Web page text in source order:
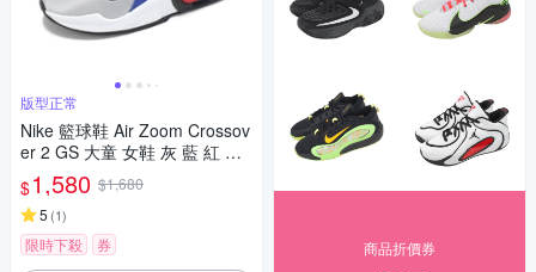
版型正常
Nike 籃球鞋 Air Zoom Crossov
er 2 GS 大童 女鞋 灰 藍 紅 氣
墊 緩震 FB2689-003
$1,580 $1,680
5 (1)
限時下殺 券 商品折價券